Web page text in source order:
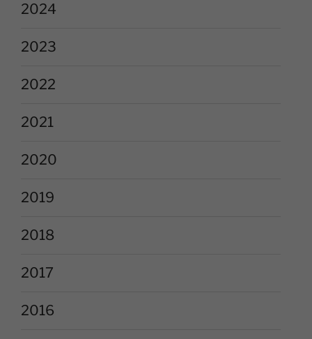
2024
2023
2022
2021
2020
2019
2018
2017
2016